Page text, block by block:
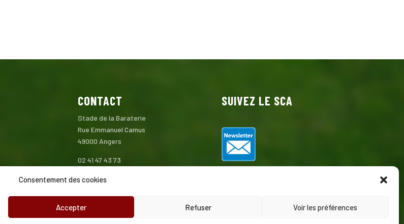
Consentement des cookies
Accepter Refuser Voir les préférences
CONTACT
Stade de la Baraterie
Rue Emmanuel Camus
49000 Angers
02 41 47 43 73
SUIVEZ LE SCA